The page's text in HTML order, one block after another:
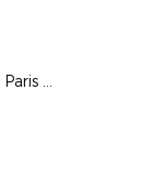
La finale de la Coupe de Paris Crédit Mutuel IDF U16